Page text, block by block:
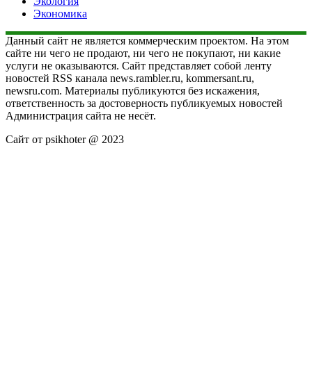
Экономика
Данный сайт не является коммерческим проектом. На этом
сайте ни чего не продают, ни чего не покупают, ни какие
услуги не оказываются. Сайт представляет собой ленту
новостей RSS канала news.rambler.ru, kommersant.ru,
newsru.com. Материалы публикуются без искажения,
ответственность за достоверность публикуемых новостей
Администрация сайта не несёт.
Сайт от psikhoter @ 2023